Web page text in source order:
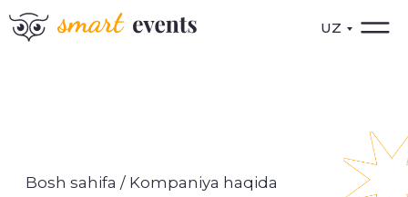
UZ
Biz — tadbir